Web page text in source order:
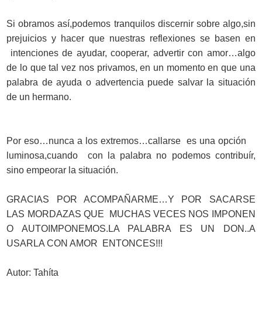
Si obramos así,podemos tranquilos discernir sobre algo,sin
prejuicios y hacer que nuestras reflexiones se basen en
intenciones de ayudar, cooperar, advertir con amor…algo
de lo que tal vez nos privamos, en un momento en que una
palabra de ayuda o advertencia puede salvar la situación
de un hermano.
Por eso…nunca a los extremos…callarse es una opción
luminosa,cuando con la palabra no podemos contribuír,
sino empeorar la situación.
GRACIAS POR ACOMPAÑARME…Y POR SACARSE
LAS MORDAZAS QUE MUCHAS VECES NOS IMPONEN
O AUTOIMPONEMOS.LA PALABRA ES UN DON..A
USARLA CON AMOR ENTONCES!!!
Autor: Tahíta